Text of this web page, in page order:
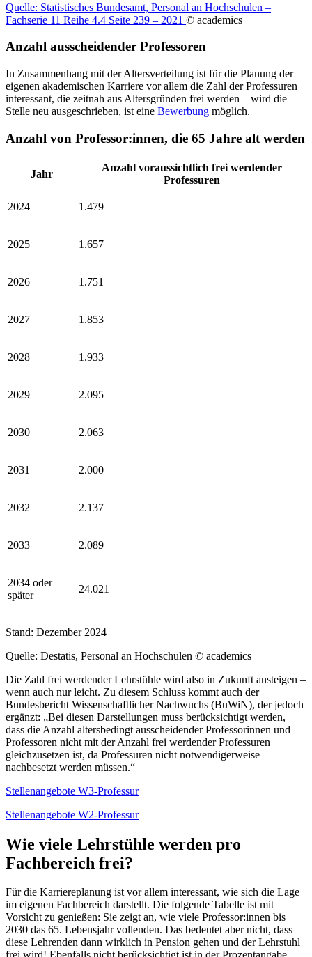
Quelle: Statistisches Bundesamt, Personal an Hochschulen –
Fachserie 11 Reihe 4.4 Seite 239 – 2021 © academics
Anzahl ausscheidender Professoren
In Zusammenhang mit der Altersverteilung ist für die Planung der
eigenen akademischen Karriere vor allem die Zahl der Professuren
interessant, die zeitnah aus Altersgründen frei werden – wird die
Stelle neu ausgeschrieben, ist eine Bewerbung möglich.
Anzahl von Professor:innen, die 65 Jahre alt werden
Jahr
Anzahl voraussichtlich frei werdender
Professuren
2024 1.479
2025 1.657
2026 1.751
2027 1.853
2028 1.933
2029 2.095
2030 2.063
2031 2.000
2032 2.137
2033 2.089
2034 oder
später
24.021
Stand: Dezember 2024
Quelle: Destatis, Personal an Hochschulen © academics
Die Zahl frei werdender Lehrstühle wird also in Zukunft ansteigen –
wenn auch nur leicht. Zu diesem Schluss kommt auch der
Bundesbericht Wissenschaftlicher Nachwuchs (BuWiN), der jedoch
ergänzt: „Bei diesen Darstellungen muss berücksichtigt werden,
dass die Anzahl altersbedingt ausscheidender Professorinnen und
Professoren nicht mit der Anzahl frei werdender Professuren
gleichzusetzen ist, da Professuren nicht notwendigerweise
nachbesetzt werden müssen.“
Stellenangebote W3-Professur
Stellenangebote W2-Professur
Wie viele Lehrstühle werden pro
Fachbereich frei?
Für die Karriereplanung ist vor allem interessant, wie sich die Lage
im eigenen Fachbereich darstellt. Die folgende Tabelle ist mit
Vorsicht zu genießen: Sie zeigt an, wie viele Professor:innen bis
2030 das 65. Lebensjahr vollenden. Das bedeutet aber nicht, dass
diese Lehrenden dann wirklich in Pension gehen und der Lehrstuhl